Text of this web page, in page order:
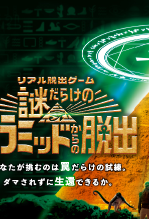
脱出ゲーム制作
材に関するお
他のご相談／
国語でのお問
English／